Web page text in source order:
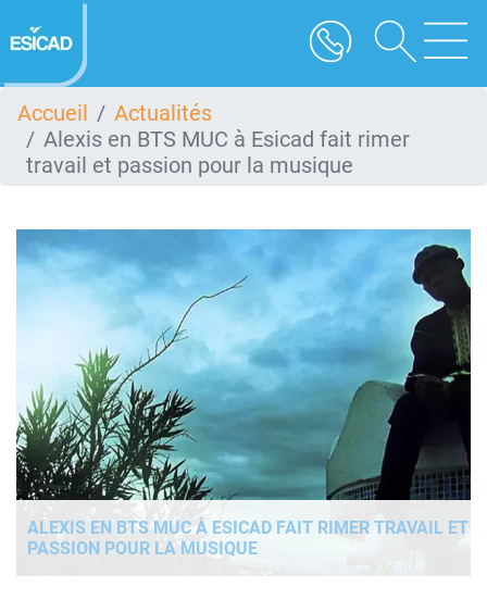
au
contenu
Accueil
Actualités
Alexis en BTS MUC à Esicad fait rimer
travail et passion pour la musique
ALEXIS EN BTS MUC À ESICAD FAIT RIMER TRAVAIL ET
PASSION POUR LA MUSIQUE